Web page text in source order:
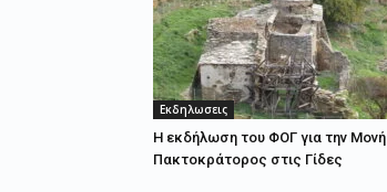
Εκδηλωσεις
Η εκδήλωση του ΦΟΓ για την Μονή
Πακτοκράτορος στις Γίδες